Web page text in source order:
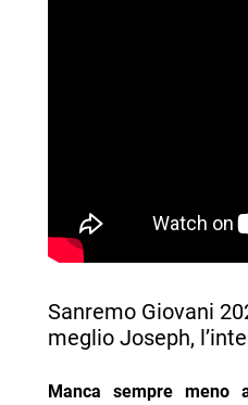
Sanremo Giovani
meglio Joseph,
Manca sempre meno